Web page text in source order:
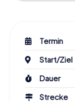
Termin
Start/Ziel
Dauer
Strecke